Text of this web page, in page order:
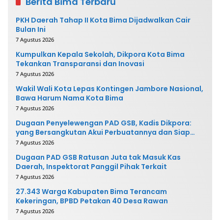
PKH Daerah Tahap II Kota Bima Dijadwalkan Cair
Bulan Ini
7 Agustus 2026
Kumpulkan Kepala Sekolah, Dikpora Kota Bima
Tekankan Transparansi dan Inovasi
7 Agustus 2026
Wakil Wali Kota Lepas Kontingen Jambore Nasional,
Bawa Harum Nama Kota Bima
7 Agustus 2026
Dugaan Penyelewengan PAD GSB, Kadis Dikpora:
yang Bersangkutan Akui Perbuatannya dan Siap
Mengembalikan Uang
7 Agustus 2026
Dugaan PAD GSB Ratusan Juta tak Masuk Kas
Daerah, Inspektorat Panggil Pihak Terkait
7 Agustus 2026
27.343 Warga Kabupaten Bima Terancam
Kekeringan, BPBD Petakan 40 Desa Rawan
7 Agustus 2026